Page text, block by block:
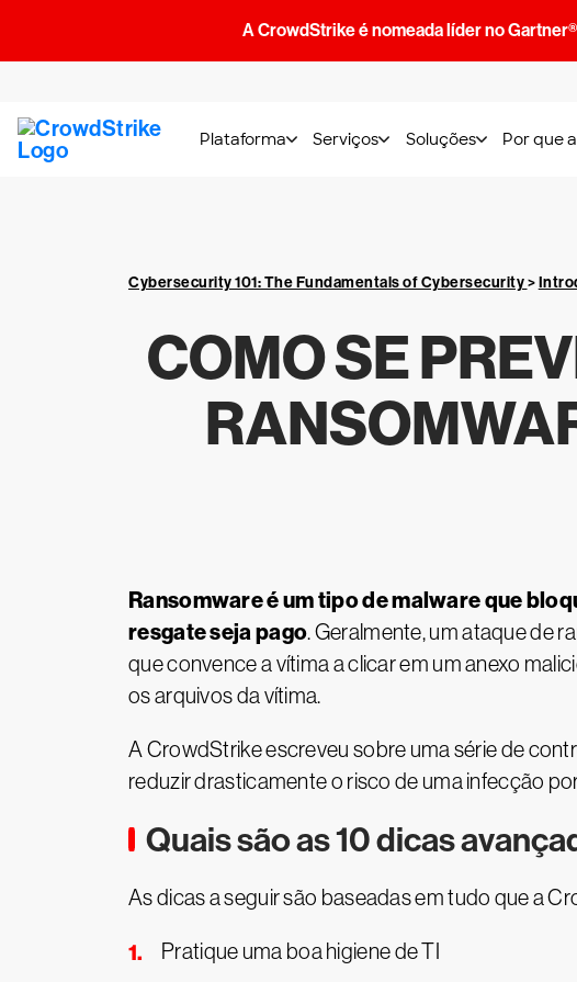
A CrowdStrike é nomeada líder no
Plataforma Serviços Soluções Por que
Cybersecurity 101: The Fundamentals of Cybersecurity>
COMO SE
Ransomware é um tipo de malware que
resgate seja pago. Geralmente, um ataque de
que convence a vítima a clicar em um anexo
os arquivos da vítima.
A CrowdStrike escreveu sobre uma série de
reduzir drasticamente o risco de uma infecção
Quais são as 10 dicas
As dicas a seguir são baseadas em tudo que a
Pratique uma boa higiene de TI